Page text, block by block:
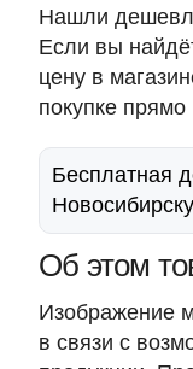
Нашли
Если вы
цену в
покупке прямо
Бесплатная
Новосибирску
Об этом
Изображение
в связи с